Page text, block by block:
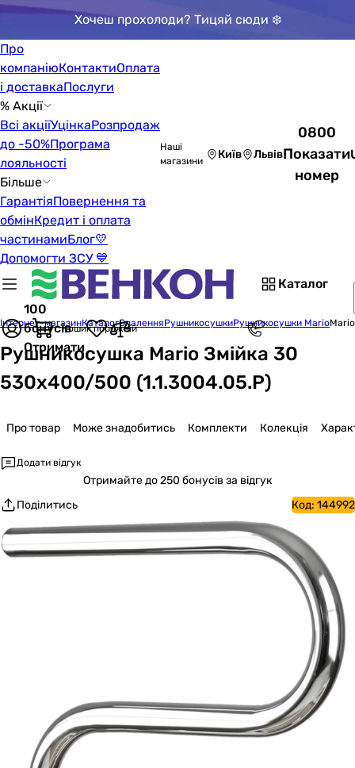
Хочеш прохолоди? Тицяй сюди ❄️
Про
компаніюКонтактиОплата
і доставкаПослуги
% Акції
Всі акціїУцінкаРозпродаж
до -50%Програма
лояльності
Більше
ГарантіяПовернення та
обмінКредит і оплата
частинамиБлог💛
Допомогти ЗСУ 💙
Наші
магазини
Київ Львів
0800
Показати
номер
Каталог
100
бонусів
Отримати
Кошик порожній
Інтернет-магазинКаталогОпаленняРушникосушкиРушникосушки Mario
Рушникосушка Mario Змійка 30
530х400/500 (1.1.3004.05.P)
Про товар Може знадобитись Комплекти Колекція
Додати відгук
Отримайтедо 250 бонусів за відгук
Поділитись
Код: 144992